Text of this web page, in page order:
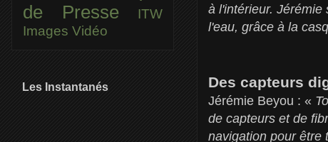
à l'intérieur. Jérémie
l'eau, grâce à la
Des capteurs
Jérémie Beyou : «
de capteurs et de
navigation pour être
de Presse
ITW
Images Vidéo
Les Instantanés